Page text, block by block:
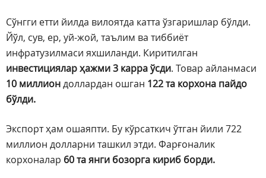
Сўнгги етти йилда вилоятда катта ўзгаришлар бўлди.
Йўл, сув, ер, уй-жой, таълим ва тиббиёт
инфратузилмаси яхшиланди. Киритилган
инвестициялар ҳажми3 карра ўсди. Товар айланмаси
10 миллиондоллардан ошган 122 та корхона пайдо
бўлди.
Экспорт ҳам ошаяпти. Бу кўрсаткич ўтган йили 722
миллион долларни ташкил этди. Фарғоналик
корхоналар 60 та янги бозорга кириб борди.